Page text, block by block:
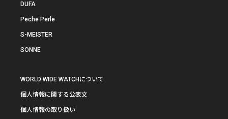
DUFA
Peche Perle
S-MEISTER
SONNE
WORLD WIDE WATCHについて
個人情報に関する公表文
個人情報の取り扱い